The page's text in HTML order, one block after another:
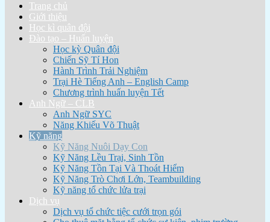
Trang chủ
Giới thiệu
Học kì quân đội
Đào tạo – Huấn luyện
Học kỳ Quân đội
Chiến Sỹ Tí Hon
Hành Trình Trải Nghiệm
Trại Hè Tiếng Anh – English Camp
Chương trình huấn luyện Tết
Anh Ngữ – CLB
Anh Ngữ SYC
Năng Khiếu Võ Thuật
Kỹ năng
Kỹ Năng Nuôi Dạy Con
Kỹ Năng Lều Trại, Sinh Tồn
Kỹ Năng Tồn Tại Và Thoát Hiểm
Kỹ Năng Trò Chơi Lớn, Teambuilding
Kỹ năng tổ chức lửa trại
Dịch vụ
Dịch vụ tổ chức tiệc cưới trọn gói